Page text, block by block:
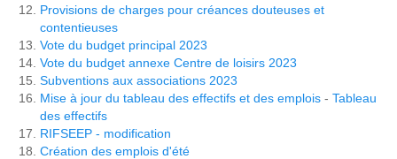
Provisions de charges pour créances douteuses et
contentieuses
Vote du budget principal 2023
Vote du budget annexe Centre de loisirs 2023
Subventions aux associations 2023
Mise à jour du tableau des effectifs et des emplois - Tableau
des effectifs
RIFSEEP - modification
Création des emplois d'été